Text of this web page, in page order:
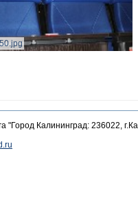
50.jpg
"Город Калининград: 236022,